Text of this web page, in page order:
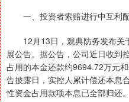
一、投资者索赔进行中互利
12月13日，观典防务发布关
展公告。据公告，公司近日收到
占用的本金还款约9694.72万元
告披露日，实控人累计偿还本息
性资金占用款项本息已全部归还。